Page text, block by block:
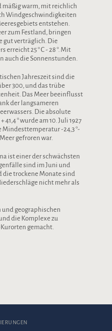
mäßig warm, mit reichlich
Windgeschwindigkeiten
entstehen.
zum Festland, bringen
gut verträglich. Die
erreicht 25 ° C - 28 °. Mit
auch die Sonnenstunden.
Jahreszeit sind die
300, und das trübe
Das Meer beeinflusst
der langsameren
Die absolute
° wurde am 10. Juli 1927
Mindesttemperatur -24,3 °-
gefroren war.
ist einer der schwächsten
sind im Juni und
die trockene Monate sind
nicht mehr als
geographischen
die Komplexe zu
gemacht.